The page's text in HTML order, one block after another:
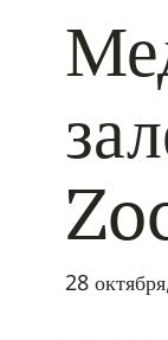
28